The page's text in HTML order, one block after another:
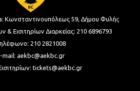
Κωνσταντινουπόλεως 59, Δήμου Φυλής
& Εισιτηρίων Διαρκείας: 210 6896793
210 2821008
mail: aekbc@aekbc.gr
tickets@aekbc.gr